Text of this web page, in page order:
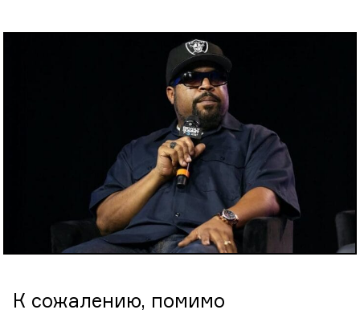
К сожалению, помимо